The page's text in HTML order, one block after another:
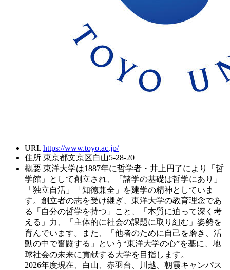
URL https://www.toyo.ac.jp/
住所 東京都文京区白山5-28-20
概要 東洋大学は1887年に哲学者・井上円了により「哲
学館」として創立され、「諸学の基礎は哲学にあり」
「独立自活」「知徳兼全」を建学の精神としていま
す。創立者の志を受け継ぎ、東洋大学の教育理念であ
る「自分の哲学を持つ」こと、「本質に迫って深く考
える」力、「主体的に社会の課題に取り組む」姿勢を
育んでいます。また、「他者のために自己を磨き、活
動の中で奮闘する」という“東洋大学の心”を基に、地
球社会の未来に貢献する大学を目指します。
2026年度現在、白山、赤羽台、川越、朝霞キャンパス